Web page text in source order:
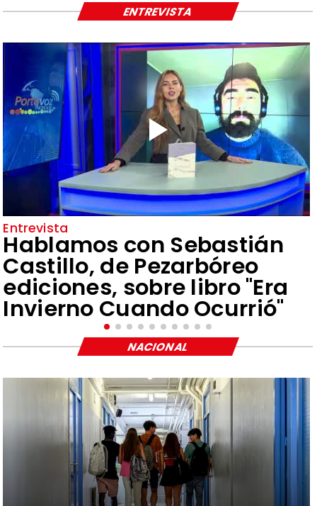
Entrevista
Hablamos con Sebastián
Castillo, de Pezarbóreo
ediciones, sobre libro "Era
Invierno Cuando Ocurrió"
ENTREVISTA
NACIONAL